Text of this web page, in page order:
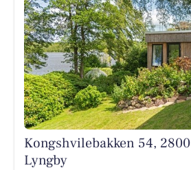
Kongshvilebakken 54,
Lyngby